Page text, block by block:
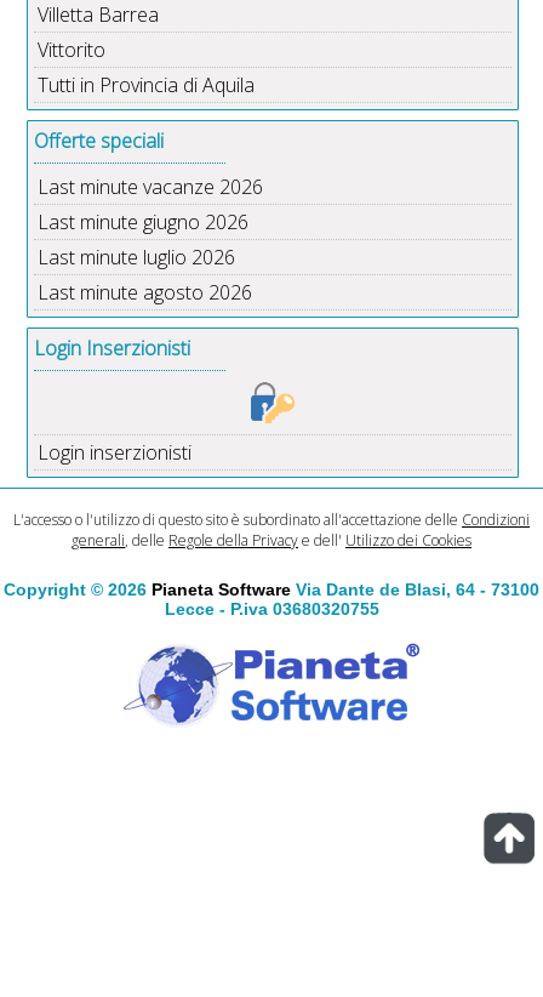
Villetta Barrea
Vittorito
Tutti in Provincia di Aquila
Offerte speciali
Last minute vacanze 2026
Last minute giugno 2026
Last minute luglio 2026
Last minute agosto 2026
Login Inserzionisti
Login inserzionisti
L'accesso o l'utilizzo di questo sito è subordinato all'accettazione delle Condizioni
generali, delle Regole della Privacye dell' Utilizzo dei Cookies
Copyright © 2026 Pianeta Software Via Dante de Blasi, 64 - 73100
Lecce - P.iva 03680320755